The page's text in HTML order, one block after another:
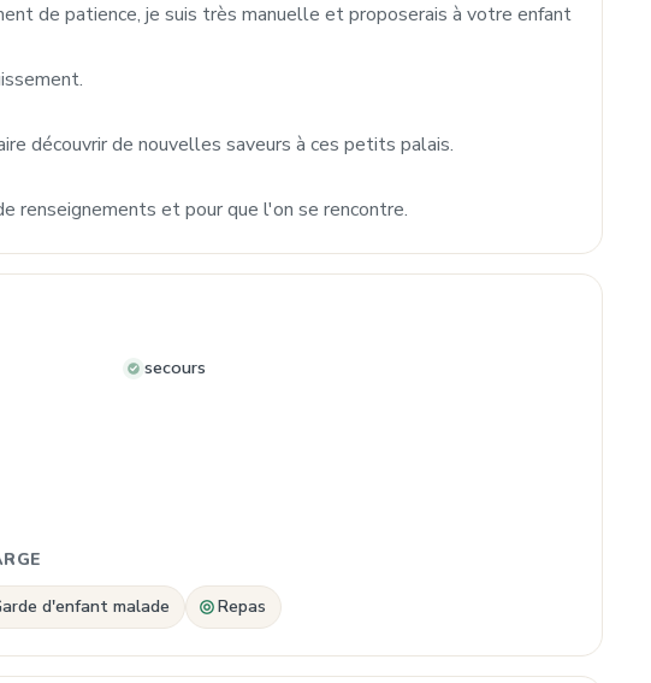
de patience, je suis très manuelle et proposerais à votre enfant
découvrir de nouvelles saveurs à ces petits palais.
renseignements et pour que l'on se rencontre.
secours
d'enfant malade Repas